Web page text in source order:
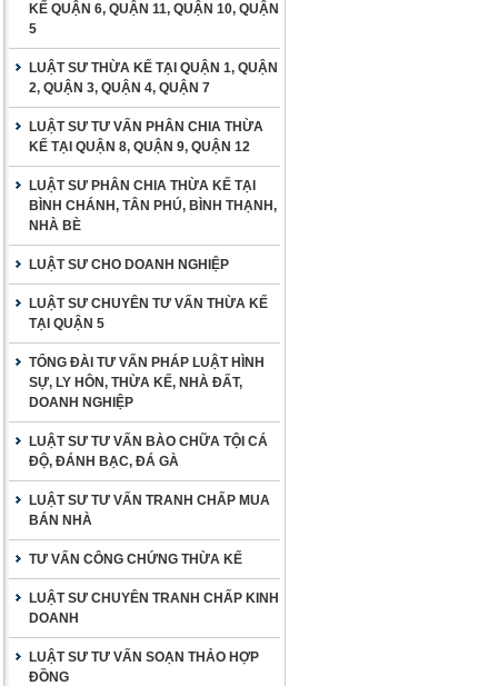
KẾ QUẬN 6, QUẬN 11, QUẬN 10, QUẬN
5
LUẬT SƯ THỪA KẾ TẠI QUẬN 1, QUẬN
2, QUẬN 3, QUẬN 4, QUẬN 7
LUẬT SƯ TƯ VẤN PHÂN CHIA THỪA
KẾ TẠI QUẬN 8, QUẬN 9, QUẬN 12
LUẬT SƯ PHÂN CHIA THỪA KẾ TẠI
BÌNH CHÁNH, TÂN PHÚ, BÌNH THẠNH,
NHÀ BÈ
LUẬT SƯ CHO DOANH NGHIỆP
LUẬT SƯ CHUYÊN TƯ VẤN THỪA KẾ
TẠI QUẬN 5
TỔNG ĐÀI TƯ VẤN PHÁP LUẬT HÌNH
SỰ, LY HÔN, THỪA KẾ, NHÀ ĐẤT,
DOANH NGHIỆP
LUẬT SƯ TƯ VẤN BÀO CHỮA TỘI CÁ
ĐỘ, ĐÁNH BẠC, ĐÁ GÀ
LUẬT SƯ TƯ VẤN TRANH CHẤP MUA
BÁN NHÀ
TƯ VẤN CÔNG CHỨNG THỪA KẾ
LUẬT SƯ CHUYÊN TRANH CHẤP KINH
DOANH
LUẬT SƯ TƯ VẤN SOẠN THẢO HỢP
ĐỒNG